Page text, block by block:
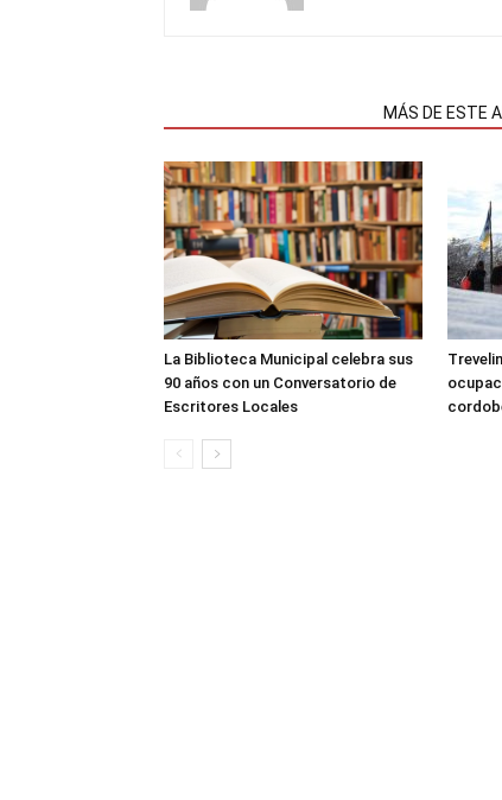
MÁS DE ESTE
La Biblioteca Municipal celebra sus
90 años con un Conversatorio de
Escritores Locales